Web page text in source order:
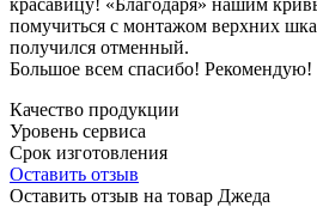
помучиться с монтажом верхних
получился отменный.
Большое всем спасибо! Рекомендую!
Качество продукции
Уровень сервиса
Срок изготовления
Оставить отзыв
Оставить отзыв на товар Джеда